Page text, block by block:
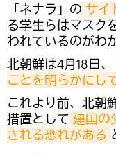
「ネナラ」の サイ
る学生らはマスク
われているのがわ
北朝鮮は4月18日、
ことを明らかにし
これより前、北朝
措置として 建国の
される恐れがある